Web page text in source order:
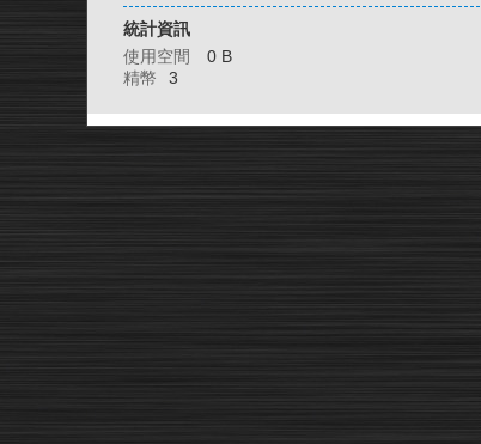
統計資訊
使用空間
0 B
精幣
3